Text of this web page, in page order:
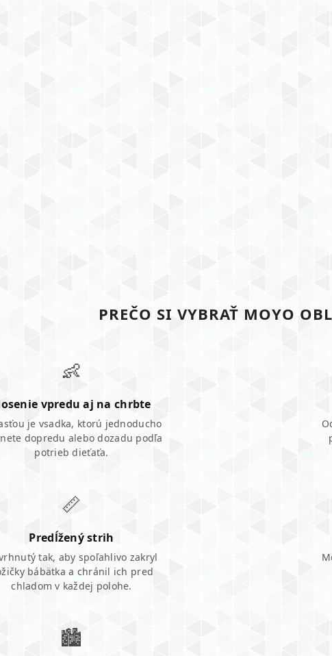
PREČO SI VYBRAŤ MOYO
👶
vpredu aj na chrbte
je vsadka, ktorú jednoducho
dopredu alebo dozadu podľa
potrieb dieťaťa.
📏
Predĺžený strih
tak, aby spoľahlivo zakryl
bábätka a chránil ich pred
chladom v každej polohe.
🏙️